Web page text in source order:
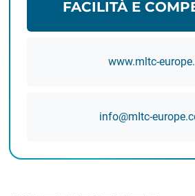
FACILITÀ E
www.mltc-
info@mItc-